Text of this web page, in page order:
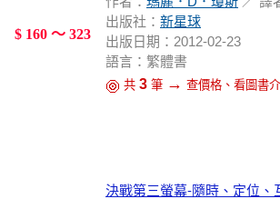
$ 160 ～ 323
出版社： 新星球
出版日期：2012-02-23
語言：繁體書
共 3 筆 → 查價格、看圖書
決戰第三螢幕-隨時、定位、